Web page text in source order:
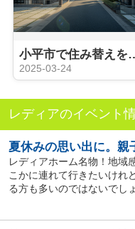
小平市で住み替えをお考
2025-03-24
レディアのイベント
夏休みの思い出に。親
レディアホーム名物！地域
こかに連れて行きたいけ
る方も多いのではないでし